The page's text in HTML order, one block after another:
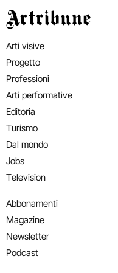
Artribune
Arti visive
Progetto
Professioni
Arti performative
Editoria
Turismo
Dal mondo
Jobs
Television
Abbonamenti
Magazine
Newsletter
Podcast